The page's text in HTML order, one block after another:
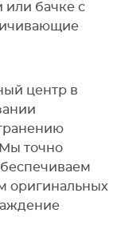
бачке с
центр в
точно
оригинальных